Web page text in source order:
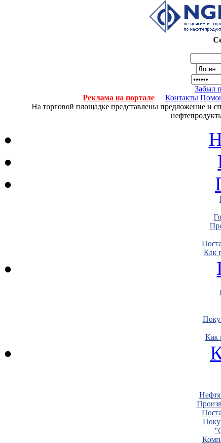
Забыл
Реклама на портале
Контакты
На торговой площадке представлены предложение и
Как
Как